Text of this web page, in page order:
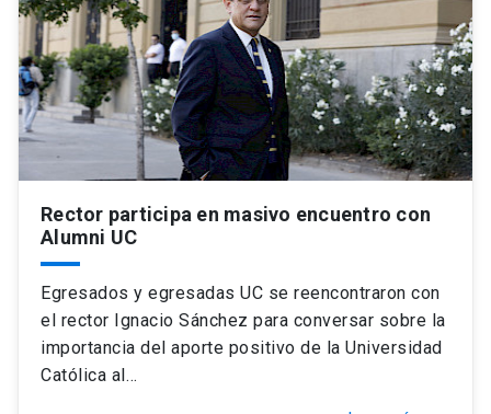
Rector participa en masivo encuentro con
Alumni UC
Egresados y egresadas UC se reencontraron con
el rector Ignacio Sánchez para conversar sobre la
importancia del aporte positivo de la Universidad
Católica al…